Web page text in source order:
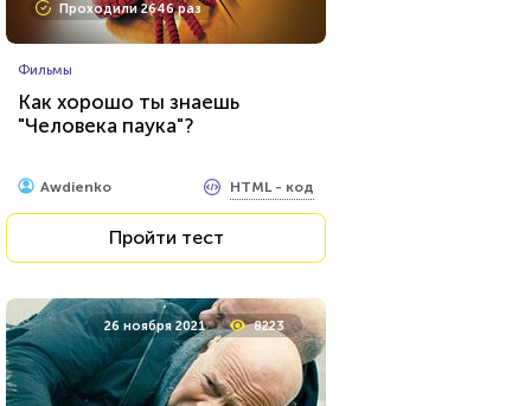
Проходили 2646 раз
Фильмы
Как хорошо ты знаешь
"Человека паука"?
Awdienko HTML - код
Пройти тест
26 ноября 2021 8223